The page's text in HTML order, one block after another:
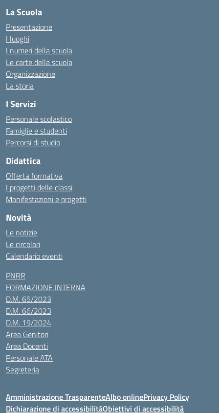
La Scuola
Presentazione
I luoghi
I numeri della scuola
Le carte della scuola
Organizzazione
La storia
I Servizi
Personale scolastico
Famiglie e studenti
Percorsi di studio
Didattica
Offerta formativa
I progetti delle classi
Manifestazioni e progetti
Novità
Le notizie
Le circolari
Calendario eventi
PNRR
FORMAZIONE INTERNA
D.M. 65/2023
D.M. 66/2023
D.M. 19/2024
Area Genitori
Area Docenti
Personale ATA
Segreteria
Amministrazione TrasparenteAlbo onlinePrivacy Policy
Dichiarazione di accessibilitàObiettivi di accessibilità